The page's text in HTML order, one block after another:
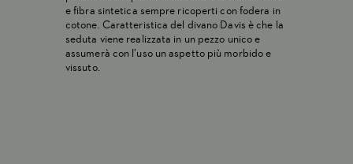
e fibra sintetica sempre ricoperti con fodera in
cotone. Caratteristica del divano Davis è che la
seduta viene realizzata in un pezzo unico e
assumerà con l’uso un aspetto più morbido e
vissuto.